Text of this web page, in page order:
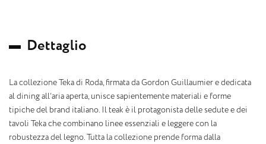
Dettaglio
La collezione Teka di Roda, firmata da Gordon Guillaumier e dedicata
al dining all’aria aperta, unisce sapientemente materiali e forme
tipiche del brand italiano. Il teak è il protagonista delle sedute e dei
tavoli Teka che combinano linee essenziali e leggere con la
robustezza del legno. Tutta la collezione prende forma dalla